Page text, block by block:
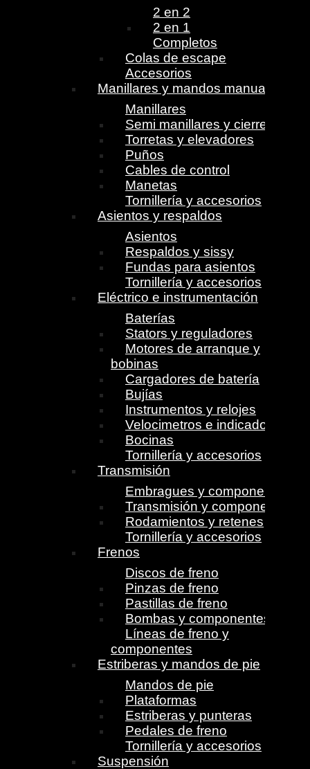
2 en 2
2 en 1
Completos
Colas de escape
Accesorios
Manillares y mandos manuales
Manillares
Semi manillares y cierres
Torretas y elevadores
Puños
Cables de control
Manetas
Tornillería y accesorios
Asientos y respaldos
Asientos
Respaldos y sissy
Fundas para asientos
Tornillería y accesorios
Eléctrico e instrumentación
Baterías
Stators y reguladores
Motores de arranque y
bobinas
Cargadores de batería
Bujías
Instrumentos y relojes
Velocimetros e indicadores
Bocinas
Tornillería y accesorios
Transmisión
Embragues y componentes
Transmisión y componentes
Rodamientos y retenes
Tornillería y accesorios
Frenos
Discos de freno
Pinzas de freno
Pastillas de freno
Bombas y componentes
Líneas de freno y
componentes
Estriberas y mandos de pie
Mandos de pie
Plataformas
Estriberas y punteras
Pedales de freno
Tornillería y accesorios
Suspensión